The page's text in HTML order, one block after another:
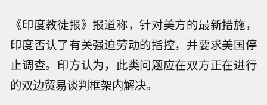
《印度教徒报》报道称，针对美方的最新措施，
印度否认了有关强迫劳动的指控，并要求美国停
止调查。印方认为，此类问题应在双方正在进行
的双边贸易谈判框架内解决。